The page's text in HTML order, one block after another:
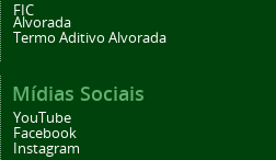
FIC
Alvorada
Termo Aditivo Alvorada
Mídias Sociais
YouTube
Facebook
Instagram